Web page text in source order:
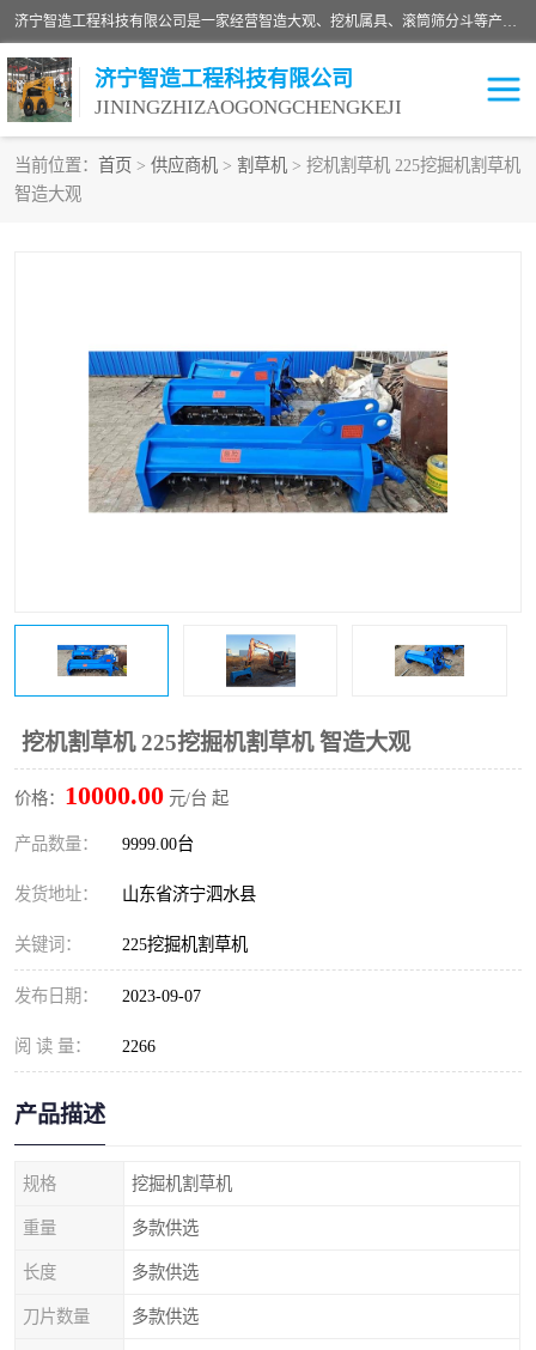
济宁智造工程科技有限公司是一家经营智造大观、挖机属具、滚筒筛分斗等产品的滑移装载机厂家。济宁智造工程科技有限公司奉行以质量赢得用户，诚信为本，互利共赢的宗旨，依靠雄厚的技术力量，科学的管理制度，先进的加工检测设备，始终坚持以客户为中心，免费咨询！
济宁智造工程科技有限公司
JININGZHIZAOGONGCHENGKEJI
当前位置： 首页 > 供应商机 > 割草机 > 挖机割草机 225挖掘机割草机
智造大观
挖机割草机 225挖掘机割草机 智造大观
价格： 10000.00 元/台 起
产品数量： 9999.00台
发货地址： 山东省济宁泗水县
关键词： 225挖掘机割草机
发布日期： 2023-09-07
阅 读 量： 2266
产品描述
规格 挖掘机割草机
重量 多款供选
长度 多款供选
刀片数量 多款供选
振动夯
液压剪 土壤修复
开沟机
伐木机 破碎机
清扫器 割草机
挖树机 拓荒机
滚筒筛
挖掘机破碎斗